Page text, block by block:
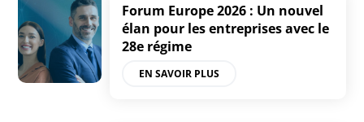
Forum Europe 2026 : Un nouvel
élan pour les entreprises avec le
28e régime
EN SAVOIR PLUS